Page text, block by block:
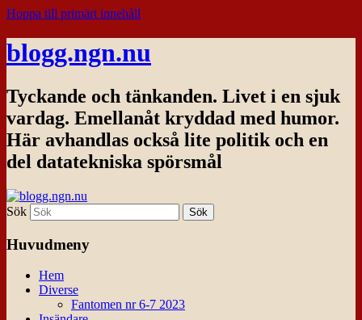
Hoppa till primärt innehåll
blogg.ngn.nu
Tyckande och tänkanden. Livet i en sjuk
vardag. Emellanåt kryddad med humor.
Här avhandlas också lite politik och en
del datatekniska spörsmål
Sök
Huvudmeny
Hem
Diverse
Fantomen nr 6-7 2023